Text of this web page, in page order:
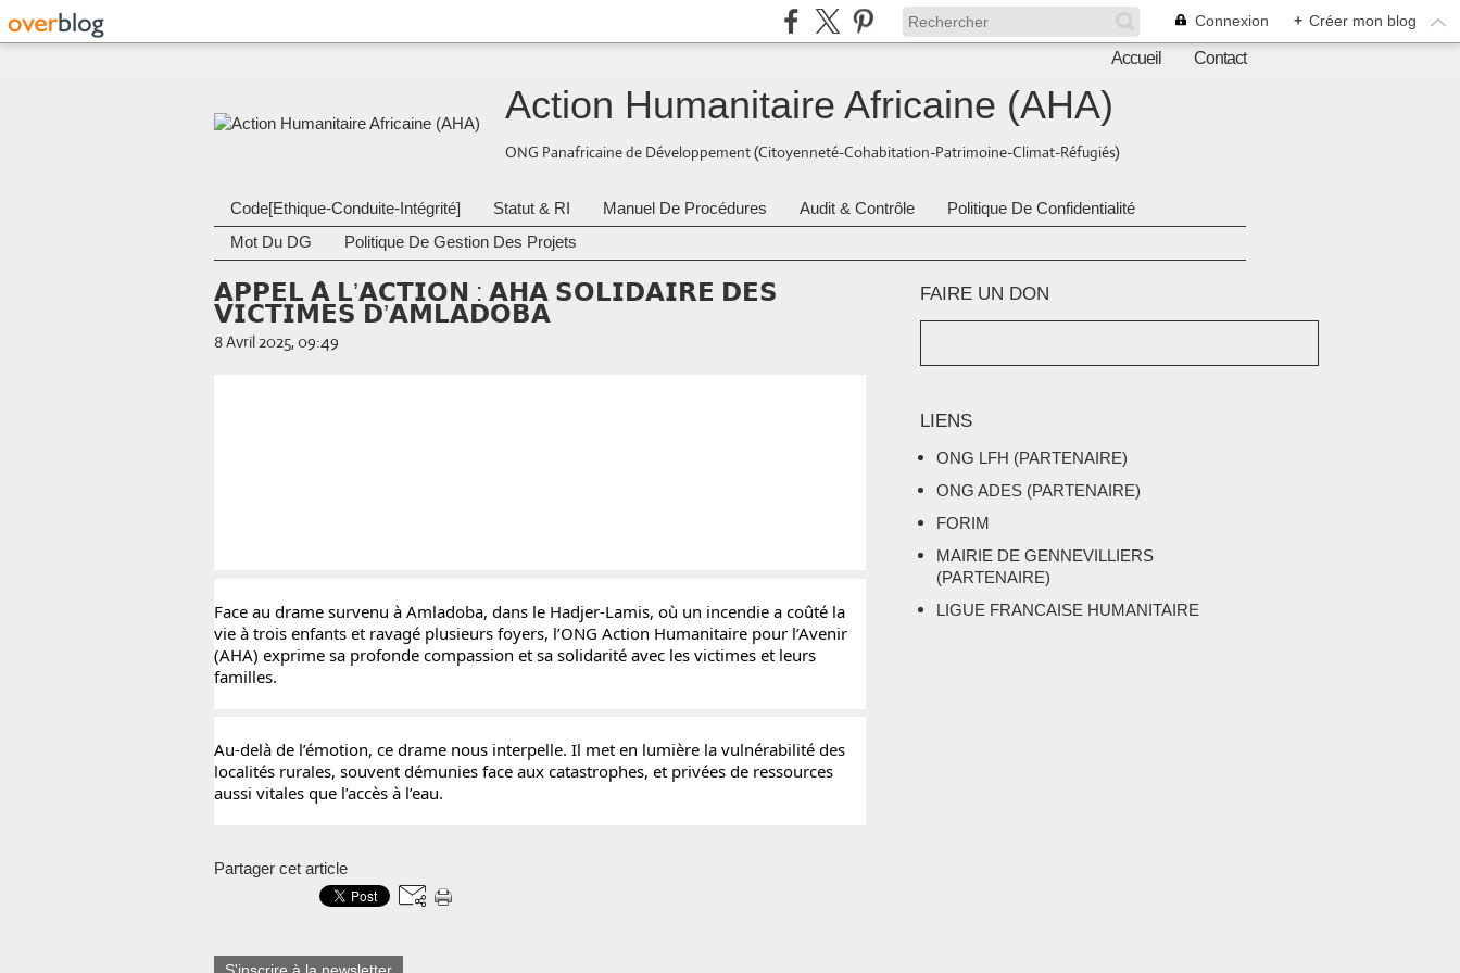
Connexion + Créer mon blog
Accueil Contact
Action Humanitaire Africaine (AHA)
ONG Panafricaine de Développement (Citoyenneté-Cohabitation-Patrimoine-Climat-Réfugiés)
Code[Ethique-Conduite-Intégrité] Statut & RI Manuel De Procédures Audit & Contrôle
Politique De Confidentialité
Mot Du DG
Politique De Gestion Des Projets
𝗔𝗣𝗣𝗘𝗟 𝗔̀ 𝗟’𝗔𝗖𝗧𝗜𝗢𝗡 : 𝗔𝗛𝗔 𝗦𝗢𝗟𝗜𝗗𝗔𝗜𝗥𝗘 𝗗𝗘𝗦
𝗩𝗜𝗖𝗧𝗜𝗠𝗘𝗦 𝗗’𝗔𝗠𝗟𝗔𝗗𝗢𝗕𝗔
8 Avril 2025, 09:49
Face au drame survenu à Amladoba, dans le Hadjer-Lamis, où un incendie a coûté la
vie à trois enfants et ravagé plusieurs foyers, l’ONG Action Humanitaire pour l’Avenir
(AHA) exprime sa profonde compassion et sa solidarité avec les victimes et leurs
familles.
Au-delà de l’émotion, ce drame nous interpelle. Il met en lumière la vulnérabilité des
localités rurales, souvent démunies face aux catastrophes, et privées de ressources
aussi vitales que l’accès à l’eau.
Partager cet article
FAIRE UN DON
LIENS
ONG LFH (PARTENAIRE)
ONG ADES (PARTENAIRE)
FORIM
MAIRIE DE GENNEVILLIERS
(PARTENAIRE)
LIGUE FRANCAISE HUMANITAIRE